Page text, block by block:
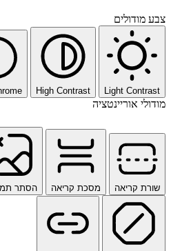
צבע מודולים
Light Contrast
High Contrast
מודולי אוריינטציה
שורת קריאה מסכת קריאה הסתר